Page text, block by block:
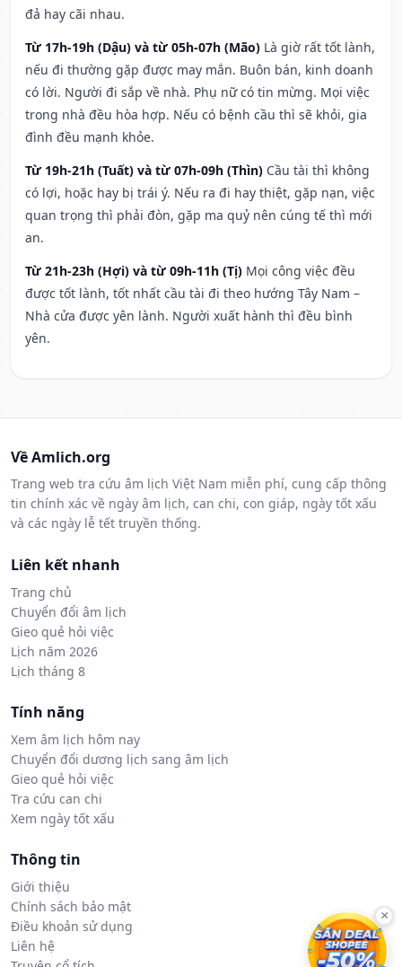
đả hay cãi nhau.
Từ 17h-19h (Dậu) và từ 05h-07h (Mão) Là giờ rất tốt lành,
nếu đi thường gặp được may mắn. Buôn bán, kinh doanh
có lời. Người đi sắp về nhà. Phụ nữ có tin mừng. Mọi việc
trong nhà đều hòa hợp. Nếu có bệnh cầu thì sẽ khỏi, gia
đình đều mạnh khỏe.
Từ 19h-21h (Tuất) và từ 07h-09h (Thìn) Cầu tài thì không
có lợi, hoặc hay bị trái ý. Nếu ra đi hay thiệt, gặp nạn, việc
quan trọng thì phải đòn, gặp ma quỷ nên cúng tế thì mới
an.
Từ 21h-23h (Hợi) và từ 09h-11h (Tị) Mọi công việc đều
được tốt lành, tốt nhất cầu tài đi theo hướng Tây Nam –
Nhà cửa được yên lành. Người xuất hành thì đều bình
yên.
Về Amlich.org
Trang web tra cứu âm lịch Việt Nam miễn phí, cung cấp thông
tin chính xác về ngày âm lịch, can chi, con giáp, ngày tốt xấu
và các ngày lễ tết truyền thống.
Liên kết nhanh
Trang chủ
Chuyển đổi âm lịch
Gieo quẻ hỏi việc
Lịch năm 2026
Lịch tháng 8
Tính năng
Xem âm lịch hôm nay
Chuyển đổi dương lịch sang âm lịch
Gieo quẻ hỏi việc
Tra cứu can chi
Xem ngày tốt xấu
Thông tin
Giới thiệu
Chính sách bảo mật
Điều khoản sử dụng
Liên hệ
×